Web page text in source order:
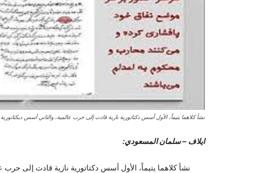
نشأ كلاهما يتيماً، الأول أسس دكتاتورية نازية قادت إلى حرب عالمية، والثاني أسس
ایلاف – سلمان المسعودي:
نشأ كلاهما يتيماً، الأول أسس دكتاتورية نازية قادت إلى حرب